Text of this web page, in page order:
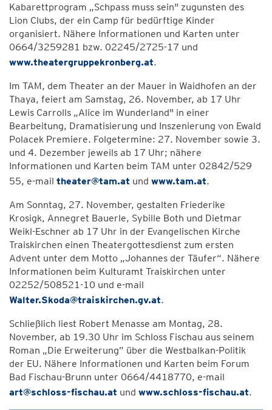
Kabarettprogram „Schpass muss sein" zugunsten des
Lion Clubs, der ein Camp für bedürftige Kinder
organisiert. Nähere Informationen und Karten unter
0664/3259281 bzw. 02245/2725-17 und
www.theatergruppekronberg.at.
Im TAM, dem Theater an der Mauer in Waidhofen an der
Thaya, feiert am Samstag, 26. November, ab 17 Uhr
Lewis Carrolls „Alice im Wunderland" in einer
Bearbeitung, Dramatisierung und Inszenierung von Ewald
Polacek Premiere. Folgetermine: 27. November sowie 3.
und 4. Dezember jeweils ab 17 Uhr; nähere
Informationen und Karten beim TAM unter 02842/529
55, e-mail theater@tam.at und www.tam.at.
Am Sonntag, 27. November, gestalten Friederike
Krosigk, Annegret Bauerle, Sybille Both und Dietmar
Weikl-Eschner ab 17 Uhr in der Evangelischen Kirche
Traiskirchen einen Theatergottesdienst zum ersten
Advent unter dem Motto „Johannes der Täufer“. Nähere
Informationen beim Kulturamt Traiskirchen unter
02252/508521-10 und e-mail
Walter.Skoda@traiskirchen.gv.at.
Schließlich liest Robert Menasse am Montag, 28.
November, ab 19.30 Uhr im Schloss Fischau aus seinem
Roman „Die Erweiterung” über die Westbalkan-Politik
der EU. Nähere Informationen und Karten beim Forum
Bad Fischau-Brunn unter 0664/4418770, e-mail
art@schloss-fischau.at und www.schloss-fischau.at.